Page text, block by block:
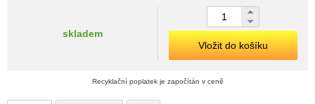
skladem
Vložit do košíku
Recyklační poplatek je započítán v ceně